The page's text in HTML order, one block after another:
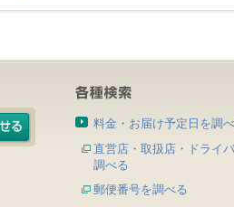
料金・お届け予定日を調
直営店・取扱店・ドライ
調べる
郵便番号を調べる